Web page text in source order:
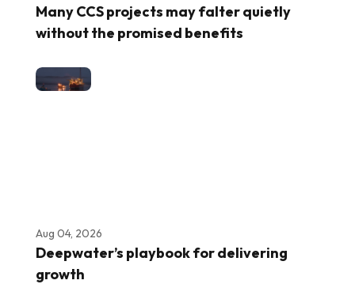
Many CCS projects may falter quietly
without the promised benefits
Aug 04, 2026
Deepwater’s playbook for delivering
growth